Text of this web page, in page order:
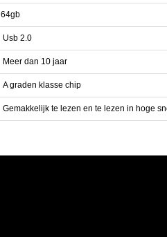
64gb
Usb 2.0
Meer dan 10 jaar
A graden klasse chip
Gemakkelijk te lezen en te lezen in hoge